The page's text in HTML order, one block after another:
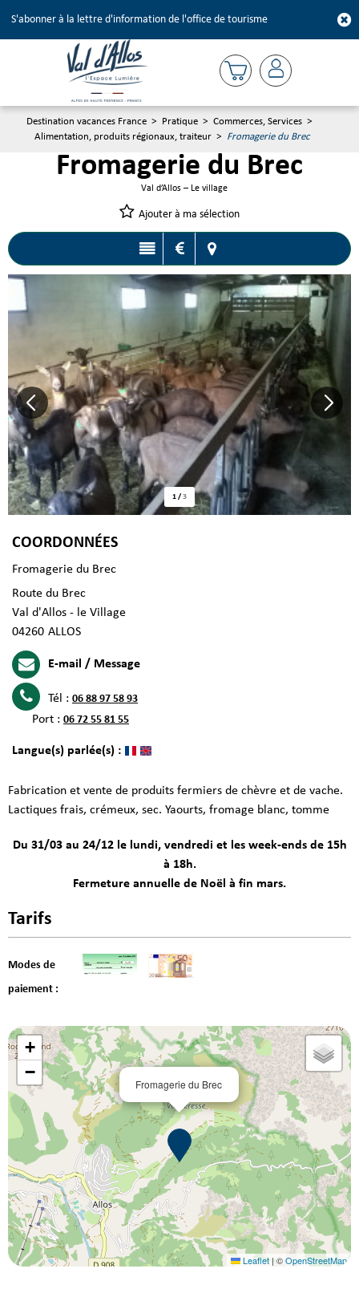
S'abonner à la lettre d'information de l'office de tourisme
Destination vacances France > Pratique > Commerces, Services >
Alimentation, produits régionaux, traiteur > Fromagerie du Brec
Fromagerie du Brec
Val d’Allos – Le village
Ajouter à ma sélection
1/3
COORDONNÉES
Fromagerie du Brec
Route du Brec
Val d'Allos - le Village
04260 ALLOS
E-mail / Message
Tél : 06 88 97 58 93
Port : 06 72 55 81 55
Langue(s) parlée(s) :
Fabrication et vente de produits fermiers de chèvre et de vache.
Lactiques frais, crémeux, sec. Yaourts, fromage blanc, tomme
Du 31/03 au 24/12 le lundi, vendredi et les week-ends de 15h
à 18h.
Fermeture annuelle de Noël à fin mars.
Tarifs
Modes de
paiement :
Fromagerie du Brec
+
−
Leaflet | ©OpenStreetMap